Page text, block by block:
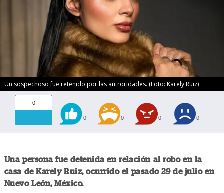
Un sospechoso fue retenido por las autroridades. (Foto: Karely Ruiz)
0
0 0 0 0
Una persona fue detenida en relación al robo en la
casa de Karely Ruiz, ocurrido el pasado 29 de julio en
Nuevo León, México.